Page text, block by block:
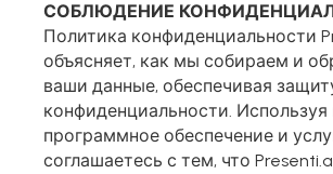
Boardmix
Онлайн-доска для совместной
СОБЛЮДЕНИЕ
Политика конфиденциальности
объясняет, как мы собираем и
ваши данные, обеспечивая
конфиденциальности.
программное обеспечение и
соглашаетесь с тем, что